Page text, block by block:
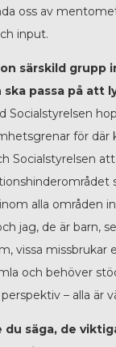
oss av
input.
särskild grupp
ska passa på att
Socialstyrelsen
för där
Socialstyrelsen
alla områden
jag, de är barn,
vissa missbrukar
och behöver
– alla är
du säga, de